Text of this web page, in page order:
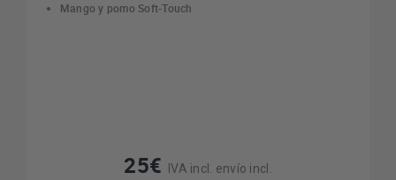
Mango y pomo Soft-Touch
25€ IVA incl. envío incl.